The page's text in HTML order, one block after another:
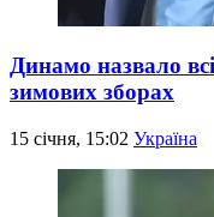
Динамо назвало
зимових зборах
15 січня, 15:02 Україна